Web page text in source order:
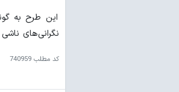
این طرح به
نگرانی‌های
کد مطلب 740959